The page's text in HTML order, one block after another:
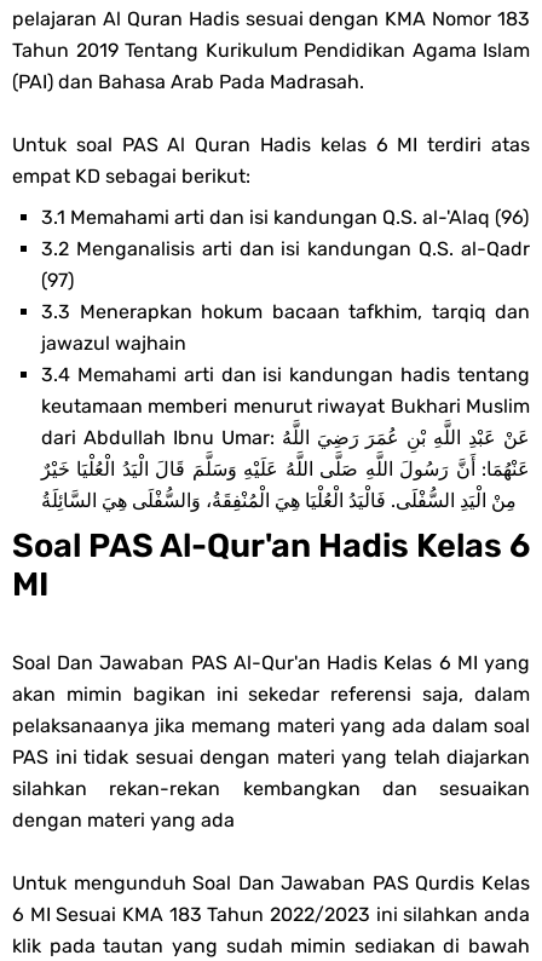
Soal OMI KIMIA Terintegrasi Jenjang MA
Unduh Buku Teks Utama (BTU) Mapel Akidah Akhlak Jenang MI, MTs
Dan MA Tahun 2026
pelajaran Al Quran Hadis sesuai dengan KMA Nomor 183
Tahun 2019 Tentang Kurikulum Pendidikan Agama Islam
(PAI) dan Bahasa Arab Pada Madrasah.
Untuk soal PAS Al Quran Hadis kelas 6 MI terdiri atas
empat KD sebagai berikut:
3.1 Memahami arti dan isi kandungan Q.S. al-'Alaq (96)
3.2 Menganalisis arti dan isi kandungan Q.S. al-Qadr
(97)
3.3 Menerapkan hokum bacaan tafkhim, tarqiq dan
jawazul wajhain
3.4 Memahami arti dan isi kandungan hadis tentang
keutamaan memberi menurut riwayat Bukhari Muslim
dari Abdullah Ibnu Umar: عَنْ عَبْدِ اللَّهِ بْنِ عُمَرَ رَضِيَ اللَّهُ
عَنْهُمَا: أَنَّ رَسُولَ اللَّهِ صَلَّى اللَّهُ عَلَيْهِ وَسَلَّمَ قَالَ الْيَدُ الْعُلْيَا خَيْرٌ
مِنْ الْيَدِ السُّفْلَى. فَالْيَدُ الْعُلْيَا هِيَ الْمُنْفِقَةُ، وَالسُّفْلَى هِيَ السَّائِلَةُ
Soal PAS Al-Qur'an Hadis Kelas 6
MI
Soal Dan Jawaban PAS Al-Qur'an Hadis Kelas 6 MI yang
akan mimin bagikan ini sekedar referensi saja, dalam
pelaksanaanya jika memang materi yang ada dalam soal
PAS ini tidak sesuai dengan materi yang telah diajarkan
silahkan rekan-rekan kembangkan dan sesuaikan
dengan materi yang ada
Untuk mengunduh Soal Dan Jawaban PAS Qurdis Kelas
6 MI Sesuai KMA 183 Tahun 2022/2023 ini silahkan anda
klik pada tautan yang sudah mimin sediakan di bawah